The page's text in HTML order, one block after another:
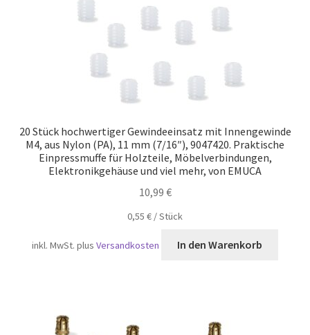
20 Stück hochwertiger Gewindeeinsatz mit Innengewinde
M4, aus Nylon (PA), 11 mm (7/16″), 9047420. Praktische
Einpressmuffe für Holzteile, Möbelverbindungen,
Elektronikgehäuse und viel mehr, von EMUCA
10,99 €
0,55 € /Stück
inkl. MwSt. plusVersandkosten In den Warenkorb